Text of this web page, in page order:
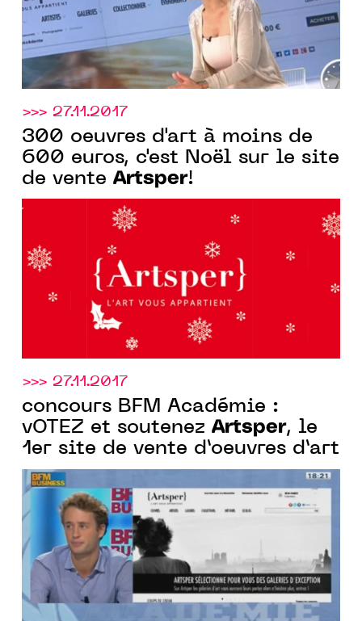
>>> 27.11.2017
300 oeuvres d'art à moins de
600 euros, c'est Noël sur le site
de vente Artsper!
>>> 27.11.2017
concours BFM Académie :
vOTEZ et soutenez Artsper, le
1er site de vente d’oeuvres d’art